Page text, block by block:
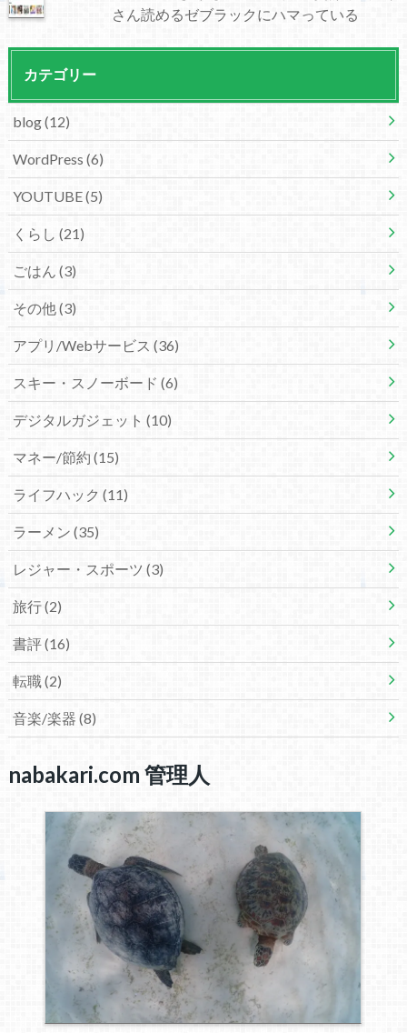
さん読めるゼブラックにハマっている
カテゴリー
blog(12)
WordPress (6)
YOUTUBE(5)
くらし (21)
ごはん (3)
その他 (3)
アプリ/Webサービス (36)
スキー・スノーボード (6)
デジタルガジェット (10)
マネー/節約 (15)
ライフハック (11)
ラーメン (35)
レジャー・スポーツ (3)
旅行(2)
書評(16)
転職 (2)
音楽/楽器 (8)
nabakari.com 管理人